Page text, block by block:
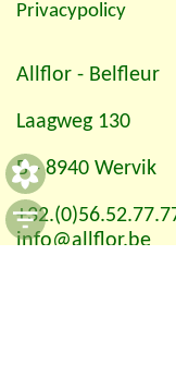
Privacypolicy
Allflor - Belfleur
Laagweg 130
B - 8940 Wervik
info@allflor.be